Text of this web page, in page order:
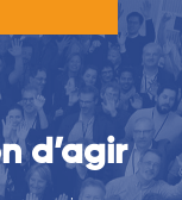
d’agir